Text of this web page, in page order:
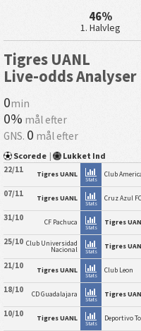
46%
1. Halvleg
Tigres UANL
Live-odds Analyser
0min
0% mål efter
GNS. 0 mål efter
Scorede | Lukket Ind
22/11 Tigres UANL
Stats
Club
07/11 Tigres UANL
Stats
Cruz Azul FC
31/10 CF Pachuca
Stats
Tigres
25/10 Club Universidad
Nacional Stats
Tigres
21/10 Tigres UANL
Stats
Club Leon
18/10 CD Guadalajara
Stats
Tigres
10/10 Tigres UANL
Stats
Deportivo